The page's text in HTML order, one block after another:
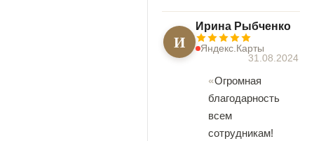
И
Ирина Рыбченко
Яндекс.Карты
31.08.2024
Огромная
благодарность
всем
сотрудникам!